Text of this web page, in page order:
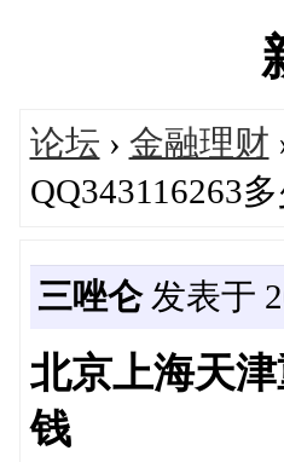
论坛 › 金融理财
QQ343116263
三唑仑发表于
北京上海天
钱